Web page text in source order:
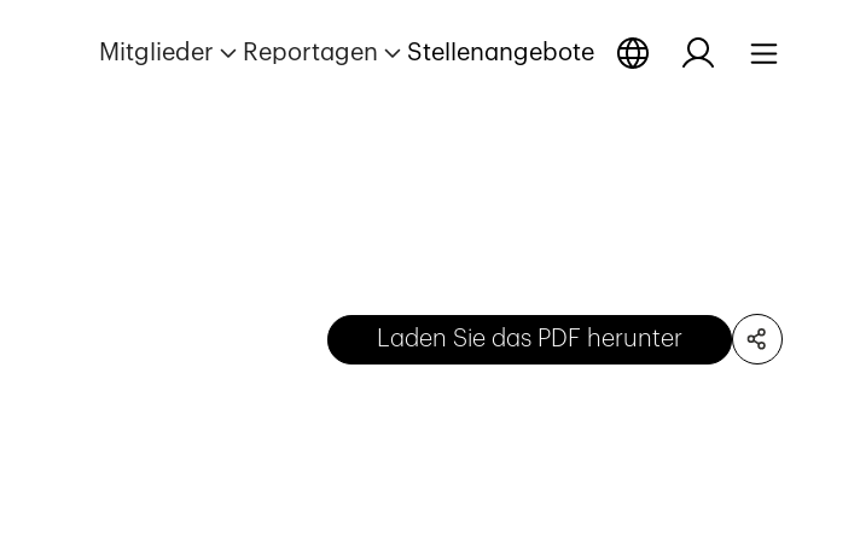
Mitglieder Reportagen Stellenangebote
Laden Sie das PDF herunter